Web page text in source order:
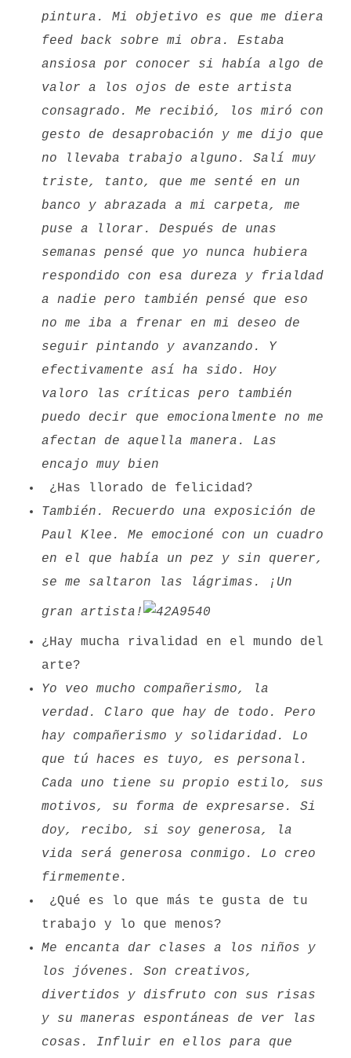
pintura. Mi objetivo es que me diera
feed back sobre mi obra. Estaba
ansiosa por conocer si había algo de
valor a los ojos de este artista
consagrado. Me recibió, los miró con
gesto de desaprobación y me dijo que
no llevaba trabajo alguno. Salí muy
triste, tanto, que me senté en un
banco y abrazada a mi carpeta, me
puse a llorar. Después de unas
semanas pensé que yo nunca hubiera
respondido con esa dureza y frialdad
a nadie pero también pensé que eso
no me iba a frenar en mi deseo de
seguir pintando y avanzando. Y
efectivamente así ha sido. Hoy
valoro las críticas pero también
puedo decir que emocionalmente no me
afectan de aquella manera. Las
encajo muy bien
¿Has llorado de felicidad?
También. Recuerdo una exposición de
Paul Klee. Me emocioné con un cuadro
en el que había un pez y sin querer,
se me saltaron las lágrimas. ¡Un
gran artista!
¿Hay mucha rivalidad en el mundo del
arte?
Yo veo mucho compañerismo, la
verdad. Claro que hay de todo. Pero
hay compañerismo y solidaridad. Lo
que tú haces es tuyo, es personal.
Cada uno tiene su propio estilo, sus
motivos, su forma de expresarse. Si
doy, recibo, si soy generosa, la
vida será generosa conmigo. Lo creo
firmemente.
¿Qué es lo que más te gusta de tu
trabajo y lo que menos?
Me encanta dar clases a los niños y
los jóvenes. Son creativos,
divertidos y disfruto con sus risas
y su maneras espontáneas de ver las
cosas. Influir en ellos para que